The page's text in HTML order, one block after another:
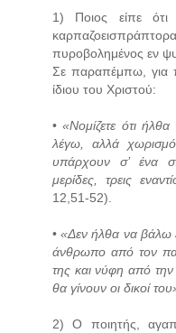
1) Ποιος είπε ότι
πυροβολημένος εν
Σε παραπέμπω, για
ίδιου του Χριστού:
•«Νομίζετε ότι
λέγω, αλλά
υπάρχουν σ’ ένα
μερίδες, τρεις
12,51-52).
• «Δεν ήλθα να βάλω
άνθρωπο από τον
της και νύφη από
θα γίνουν οι δικοί
2) Ο ποιητής,